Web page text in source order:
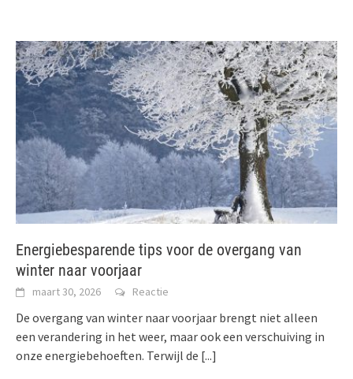
Energiebesparende tips voor de overgang van
winter naar voorjaar
maart 30, 2026 Reactie
De overgang van winter naar voorjaar brengt niet alleen
een verandering in het weer, maar ook een verschuiving in
onze energiebehoeften. Terwijl de [...]